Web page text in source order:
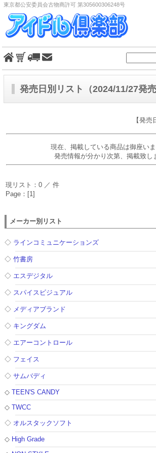
東京都公安委員会古物商許可 第305600306248号
発売日別リスト（2024/11/27発売
【発
現在、掲載している商品は御座いま
発売情報が分かり次第、掲載致し
現リスト：0 ／ 件
Page：[1]
メーカー別リスト
◇ ラインコミュニケーションズ
◇竹書房
◇ エスデジタル
◇ スパイスビジュアル
◇ メディアブランド
◇ キングダム
◇ エアーコントロール
◇ フェイス
◇サムバディ
◇TEEN'S CANDY
◇TWCC
◇ オルスタックソフト
◇ High Grade